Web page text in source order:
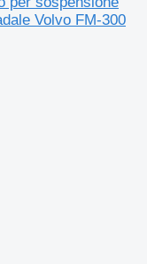
Volvo FM-300